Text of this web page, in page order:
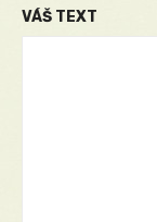
VÁŠ TEXT